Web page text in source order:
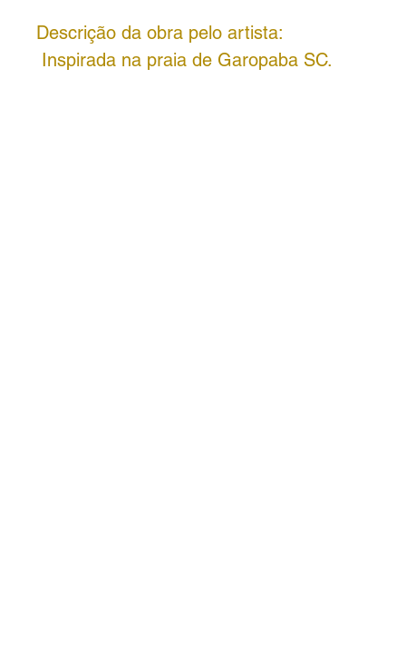
Descrição da obra pelo artista:
Inspirada na praia de Garopaba SC.